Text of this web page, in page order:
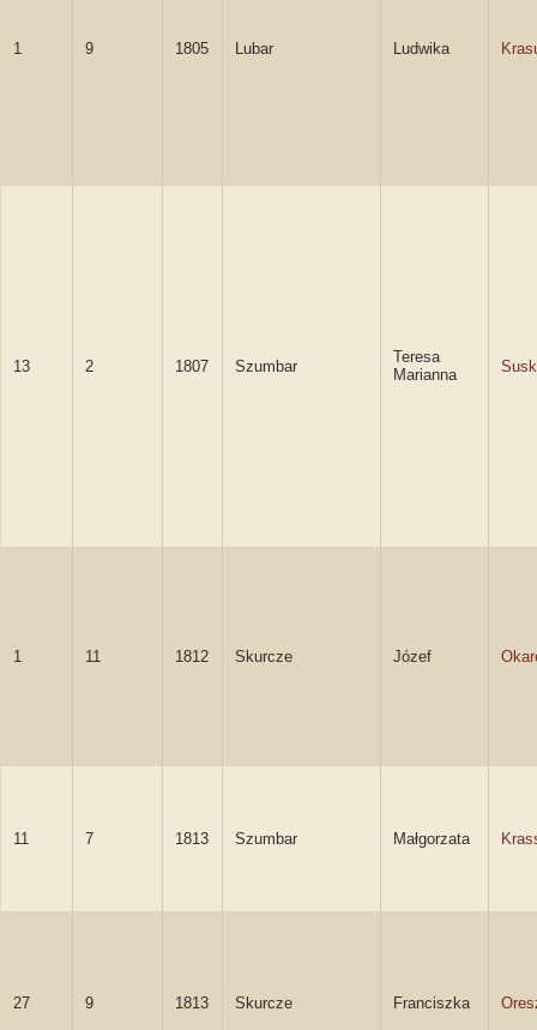
1 9 1805 Lubar Ludwika
13 2 1807 Szumbar
Teresa
Marianna
1 11 1812 Skurcze Józef
11 7 1813 Szumbar Małgorzata
27 9 1813 Skurcze Franciszka